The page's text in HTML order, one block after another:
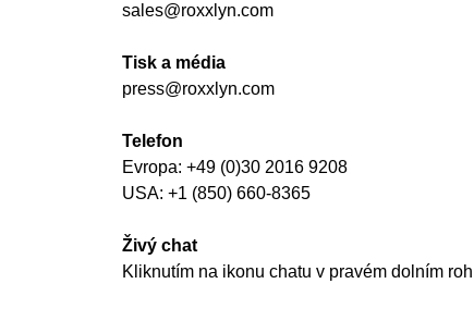
sales@roxxlyn.com
Tisk a média
press@roxxlyn.com
Telefon
Evropa: +49 (0)30 2016 9208
USA: +1 (850) 660-8365
Živý chat
Kliknutím na ikonu chatu v pravém dolním